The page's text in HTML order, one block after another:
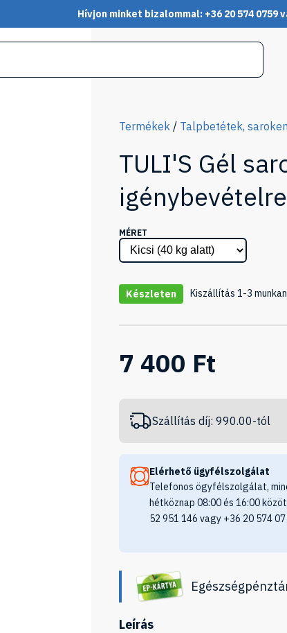
Hívjon minket bizalommal: +36 20 574 0759
Termékek / Talpbetétek,
TULI'S Gél
igénybevételre
MÉRET
Készleten Kiszállítás 1-3
7 400 Ft
Szállítás díj: 990.00-tól
Elérhető ügyfélszolgálat
Telefonos ögyfélszolgálat,
hétköznap 08:00 és 16:00
52 951 146 vagy +36 20 574
Leírás